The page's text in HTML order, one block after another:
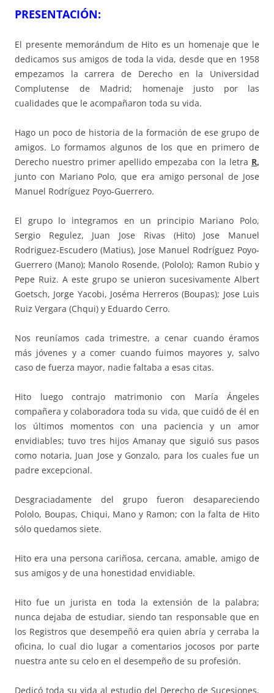
PRESENTACIÓN:
El presente memorándum de Hito es un homenaje que le
dedicamos sus amigos de toda la vida, desde que en 1958
empezamos la carrera de Derecho en la Universidad
Complutense de Madrid; homenaje justo por las
cualidades que le acompañaron toda su vida.
Hago un poco de historia de la formación de ese grupo de
amigos. Lo formamos algunos de los que en primero de
Derecho nuestro primer apellido empezaba con la letra R,
junto con Mariano Polo, que era amigo personal de Jose
Manuel Rodríguez Poyo-Guerrero.
El grupo lo integramos en un principio Mariano Polo,
Sergio Regulez, Juan Jose Rivas (Hito) Jose Manuel
Rodriguez-Escudero (Matius), Jose Manuel Rodríguez Poyo-
Guerrero (Mano); Manolo Rosende, (Pololo); Ramon Rubio y
Pepe Ruiz. A este grupo se unieron sucesivamente Albert
Goetsch, Jorge Yacobi, Joséma Herreros (Boupas); Jose Luis
Ruiz Vergara (Chqui) y Eduardo Cerro.
Nos reuníamos cada trimestre, a cenar cuando éramos
más jóvenes y a comer cuando fuimos mayores y, salvo
caso de fuerza mayor, nadie faltaba a esas citas.
Hito luego contrajo matrimonio con María Ángeles
compañera y colaboradora toda su vida, que cuidó de él en
los últimos momentos con una paciencia y un amor
envidiables; tuvo tres hijos Amanay que siguió sus pasos
como notaria, Juan Jose y Gonzalo, para los cuales fue un
padre excepcional.
Desgraciadamente del grupo fueron desapareciendo
Pololo, Boupas, Chiqui, Mano y Ramon; con la falta de Hito
sólo quedamos siete.
Hito era una persona cariñosa, cercana, amable, amigo de
sus amigos y de una honestidad envidiable.
Hito fue un jurista en toda la extensión de la palabra;
nunca dejaba de estudiar, siendo tan responsable que en
los Registros que desempeñó era quien abría y cerraba la
oficina, lo cual dio lugar a comentarios jocosos por parte
nuestra ante su celo en el desempeño de su profesión.
Dedicó toda su vida al estudio del Derecho de Sucesiones,